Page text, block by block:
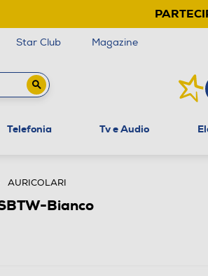
Star Club Magazine
Telefonia Tv e Audio
AURICOLARI
Bianco